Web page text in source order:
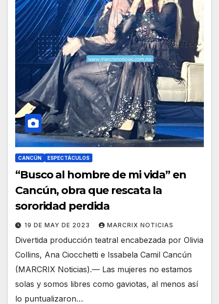
CANCÚN ESPECTÁCULOS
“Busco al hombre de mi vida” en
Cancún, obra que rescata la
sororidad perdida
19 DE MAY DE 2023 MARCRIX NOTICIAS
Divertida producción teatral encabezada por Olivia
Collins, Ana Ciocchetti e Issabela Camil Cancún
(MARCRIX Noticias).— Las mujeres no estamos
solas y somos libres como gaviotas, al menos así
lo puntualizaron…